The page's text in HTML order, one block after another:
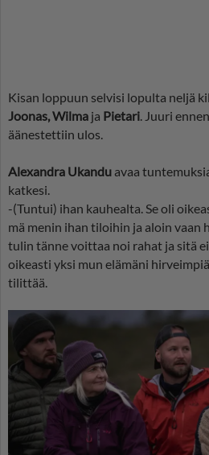
Kisan loppuun selvisi lopulta neljä
Joonas, Wilma ja Pietari. Juuri
äänestettiin ulos.
Alexandra Ukandu avaa
katkesi.
-(Tuntui) ihan kauhealta. Se oli
mä menin ihan tiloihin ja aloin vaan
tulin tänne voittaa noi rahat ja sitä
oikeasti yksi mun elämäni
tilittää.